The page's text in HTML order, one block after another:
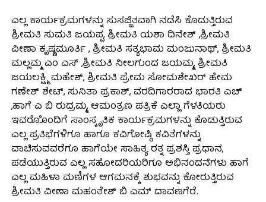
ಎಲ್ಲ ಕಾರ್ಯಕ್ರಮಗಳನ್ನು ಸುಸಜ್ಜಿತವಾಗಿ ನಡೆಸಿ ಕೊಡುತ್ತಿರುವ
ಶ್ರೀಮತಿ ಸುಮತಿ ಜಯಪ್ಪ, ಶ್ರೀಮತಿ ಯಶಾ ದಿನೇಶ್ ,ಶ್ರೀಮತಿ
ವೀಣಾ ಕೃಷ್ಣಮೂರ್ತಿ , ಶ್ರೀಮತಿ ಸತ್ಯಭಾಮ ಮಂಜುನಾಥ್, ಶ್ರೀಮತಿ
ಮಲ್ಲಮ್ಮ ಎಂ ಎಸ್ ,ಶ್ರೀಮತಿ ನೀಲಗುಂದ ಜಯಮ್ಮ, ಶ್ರೀಮತಿ
ಜಯಲಕ್ಷ್ಮಿ ಮಹೇಶ್, ಶ್ರೀಮತಿ ಪ್ರೇಮ ಸೋಮಶೇಖರ್ ಹೇಮ
ಗಣೇಶ್ ಶೇಟ್, ಸುನಿತಾ ಪ್ರಕಾಶ್, ವರದಿಗಾರರಾದ ಭಾರತಿ ಎಚ್
,ಹಾಗೆ ಎ ಬಿ ರುದ್ರಮ್ಮ, ಆಮಂತ್ರಣ ಪತ್ರಿಕೆ ಎಲ್ಲಾ ಗೆಳತಿಯರು
ಇವರೊೊಂದಿಗೆ ಸಾಂಸ್ಕೃತಿಕ ಕಾರ್ಯಕ್ರಮಗಳನ್ನು ಕೊಡುತ್ತಿರುವ
ಎಲ್ಲ ಪ್ರತಿಭೆಗಳಿಗೂ ಹಾಗೂ ಕವಿಗೋಷ್ಠಿ ಕವಿತೆಗಳನ್ನು
ವಾಚಿಸುವವರೆಗೂ ಹಾಗೆಯೇ ಸಾಹಿತ್ಯ ರತ್ನ ಪ್ರಶಸ್ತಿ ಪ್ರಧಾನ,
ಪಡೆಯುತ್ತಿರುವ ಎಲ್ಲ ಸಹೋದರಿಯರಿಗೂ ಅಭಿನಂದನೆಗಳು ಹಾಗೆ
ಎಲ್ಲ ಮಹಿಳಾ ಮಣಿಗಳ ಆಗಮನಕ್ಕೆ ಶುಭವನ್ನು ಕೋರುತ್ತಿರುವ
ಶ್ರೀಮತಿ ವೀಣಾ ಮಹಂತೇಶ್ ಬಿ ಎಮ್ ದಾವಣಗೆರೆ.